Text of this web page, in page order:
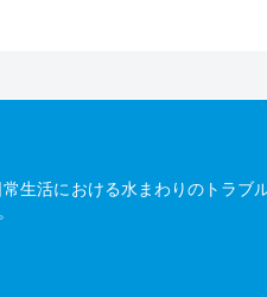
生活における水まわりのトラ